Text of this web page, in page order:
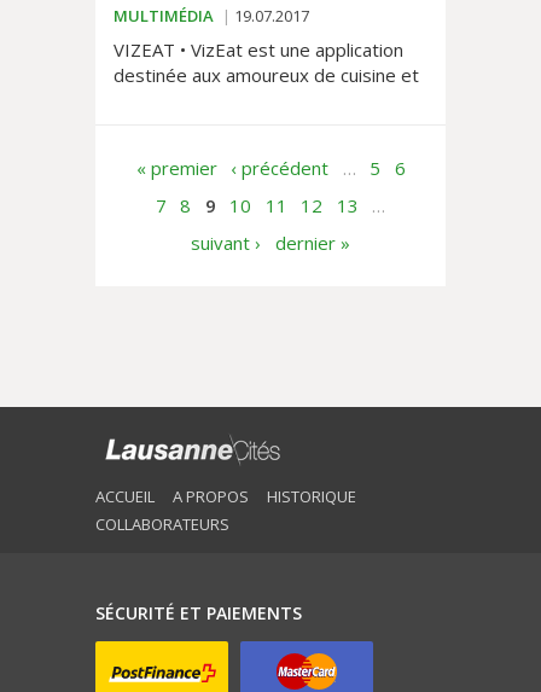
MULTIMÉDIA 19.07.2017
VIZEAT • VizEat est une application
destinée aux amoureux de cuisine et
« premier ‹ précédent … 5
6
7
8 9 10 11 12 13
…
suivant ›
dernier »
ACCUEIL A PROPOS
HISTORIQUE
COLLABORATEURS
SÉCURITÉ ET PAIEMENTS